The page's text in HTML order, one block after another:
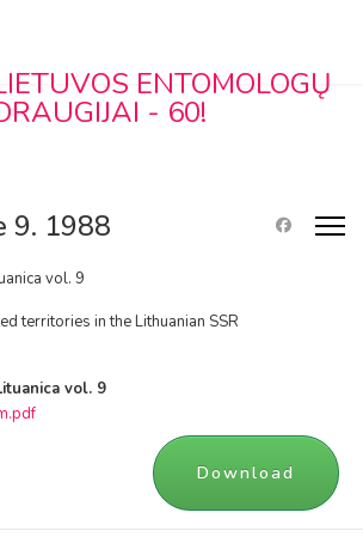
ENTOMOLOGŲ
- 60!
9. 1988
vol. 9
territories in the Lithuanian SSR
vol. 9
Download